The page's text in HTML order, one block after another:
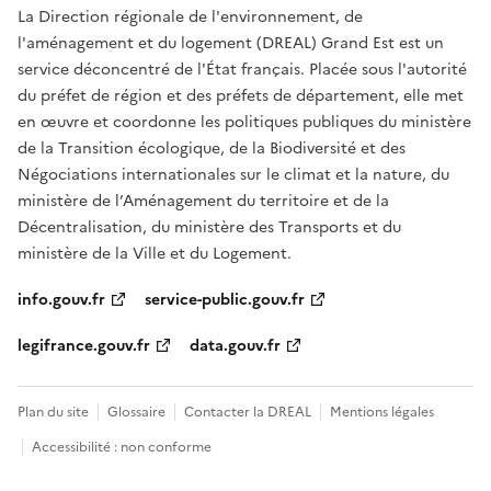
La Direction régionale de l'environnement, de
l'aménagement et du logement (DREAL) Grand Est est un
service déconcentré de l'État français. Placée sous l'autorité
du préfet de région et des préfets de département, elle met
en œuvre et coordonne les politiques publiques du ministère
de la Transition écologique, de la Biodiversité et des
Négociations internationales sur le climat et la nature, du
ministère de l’Aménagement du territoire et de la
Décentralisation, du ministère des Transports et du
ministère de la Ville et du Logement.
info.gouv.fr
service-public.gouv.fr
legifrance.gouv.fr
data.gouv.fr
Plan du site Glossaire Contacter la DREAL
Mentions légales
Accessibilité : non conforme